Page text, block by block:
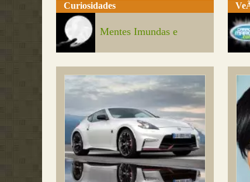
Curiosidades
Mentes Imundas e